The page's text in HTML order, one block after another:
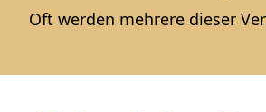
Oft werden mehrere dieser